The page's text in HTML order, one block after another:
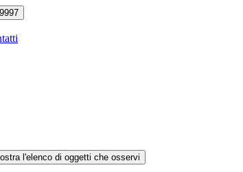
l'elenco di oggetti che osservi